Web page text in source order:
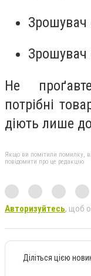
Зрошувач
Зрошувач
Не
потрібні
діють лише
Якщо ви помітили помилку,
повідомити про це редакцію
Авторизуйтесь, щоб
Діліться цією